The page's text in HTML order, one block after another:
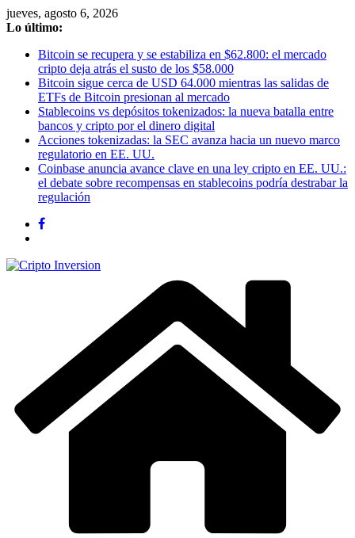
Saltar
al
jueves, agosto 6, 2026
Lo último:
Bitcoin se recupera y se estabiliza en $62.800: el mercado
cripto deja atrás el susto de los $58.000
Bitcoin sigue cerca de USD 64.000 mientras las salidas de
ETFs de Bitcoin presionan al mercado
Stablecoins vs depósitos tokenizados: la nueva batalla entre
bancos y cripto por el dinero digital
Acciones tokenizadas: la SEC avanza hacia un nuevo marco
regulatorio en EE. UU.
Coinbase anuncia avance clave en una ley cripto en EE. UU.:
el debate sobre recompensas en stablecoins podría destrabar la
regulación